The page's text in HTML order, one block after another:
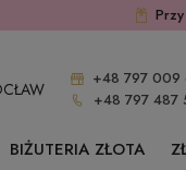
+48 797 009
+48 797 487
BIŻUTERIA ZŁOTA